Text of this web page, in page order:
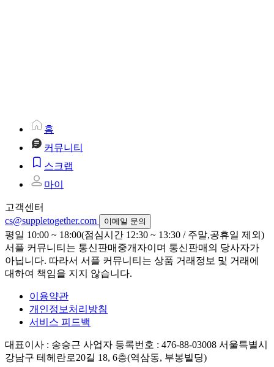
홈
커뮤니티
스크랩
마이
고객센터
cs@suppletogether.com
이메일 문의
평일 10:00 ~ 18:00(점심시간 12:30 ~ 13:30 / 주말,공휴일 제외)
서플 커뮤니티는 통신판매중개자이며 통신판매의 당사자가
아닙니다. 따라서 서플 커뮤니티는 상품 거래정보 및 거래에
대하여 책임을 지지 않습니다.
이용약관
개인정보처리방침
서비스 피드백
대표이사 : 송승근 사업자 등록번호 : 476-88-03008 서울특별시
강남구 테헤란로20길 18, 6층(역삼동, 부봉빌딩)